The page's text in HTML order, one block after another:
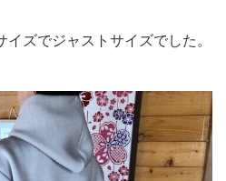
ズでジャストサイズでした。